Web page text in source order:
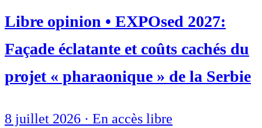
Libre opinion • EXPOsed 2027:
Façade éclatante et coûts cachés du
projet « pharaonique » de la Serbie
8 juillet 2026 · En accès libre